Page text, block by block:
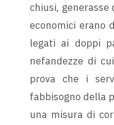
chiusi,
economici erano
legati ai doppi
nefandezze di
prova che i
fabbisogno della
una misura di